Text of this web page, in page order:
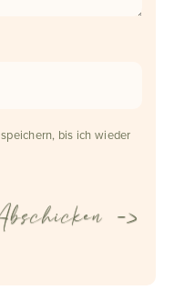
bis ich wieder